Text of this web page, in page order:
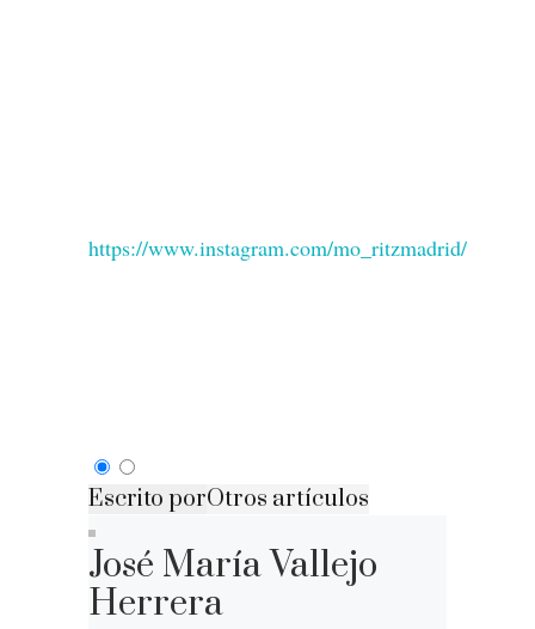
https://www.instagram.com/mo_ritzmadrid/
Escrito porOtros artículos
José María Vallejo
Herrera